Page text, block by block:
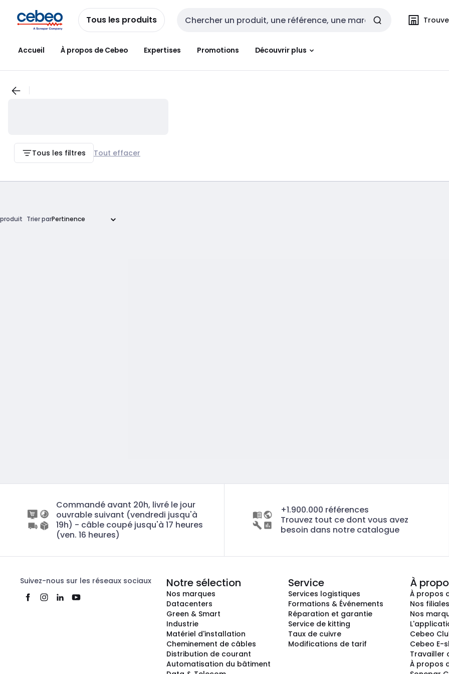
navigationau
contenu
Tous les produits Entrée de recherche
Accueil À propos de Cebeo Expertises Promotions Découvrir plus
Tous les filtres Tout effacer
produit Trier par
Commandé avant 20h, livré le jour
ouvrable suivant (vendredi jusqu'à
19h) - câble coupé jusqu'à 17 heures
(ven. 16 heures)
+1.900.000 références
Trouvez tout ce dont vous avez
besoin dans notre catalogue
Suivez-nous sur les réseaux sociaux Notre sélection
Nos marques
Datacenters
Green & Smart
Industrie
Matériel d'installation
Cheminement de câbles
Distribution de courant
Automatisation du bâtiment
Service
Services logistiques
Formations & Événements
Réparation et garantie
Service de kitting
Taux de cuivre
Modifications de tarif
À
À propos
Nos filiales
Nos
Cebeo
Cebeo E-
Travailler
À propos